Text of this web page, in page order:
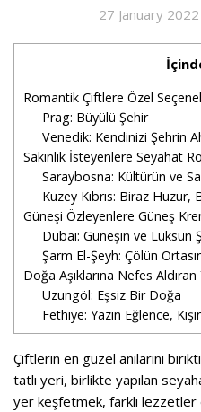
27 January 2022
Romantik Çiftlere Özel
Prag: Büyülü Şehir
Venedik: Kendinizi Şehrin
Sakinlik İsteyenlere Seyahat
Saraybosna: Kültürün ve
Kuzey Kıbrıs: Biraz Huzur,
Güneşi Özleyenlere Güneş
Dubai: Güneşin ve Lüksün
Şarm El-Şeyh: Çölün
Doğa Aşıklarına Nefes Aldıran
Uzungöl: Eşsiz Bir Doğa
Fethiye: Yazın Eğlence,
Çiftlerin en güzel anılarını
tatlı yeri, birlikte yapılan
yer keşfetmek, farklı